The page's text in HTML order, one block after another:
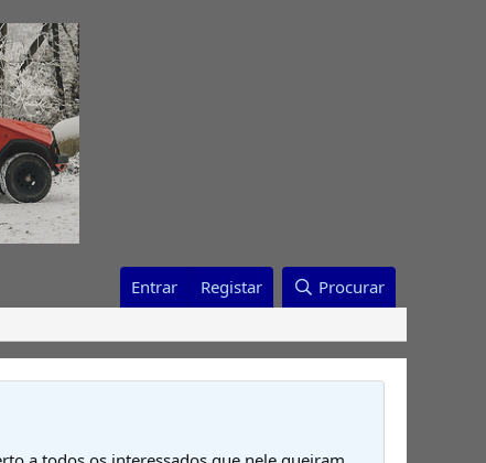
Entrar Registar Procurar